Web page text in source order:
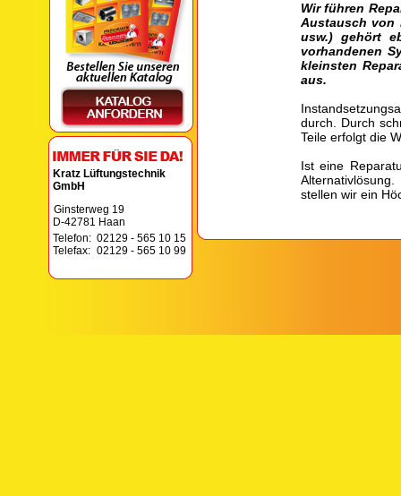
Kratz Lüftungstechnik
GmbH
Ginsterweg 19
D-42781 Haan
Telefon: 02129 - 565 10 15
Telefax: 02129 - 565 10 99
Wir führen
Austausch von
usw.) gehört
vorhandenen
kleinsten
aus.
durch. Durch
Teile erfolgt die
Ist eine
stellen wir ein